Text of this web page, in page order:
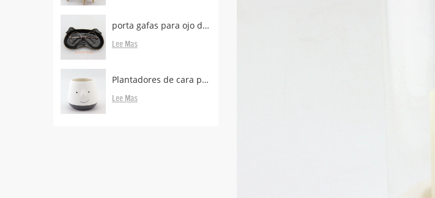
porta gafas para ojo de animal para escritorio
Lee Mas
Plantadores de cara proveedores y fabricantes.
Lee Mas